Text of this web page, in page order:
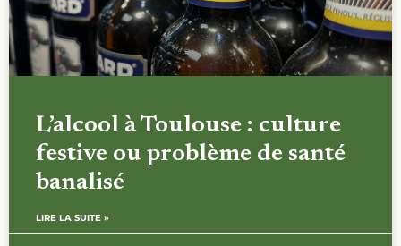
L’alcool à Toulouse : culture
festive ou problème de santé
banalisé
LIRE LA SUITE »